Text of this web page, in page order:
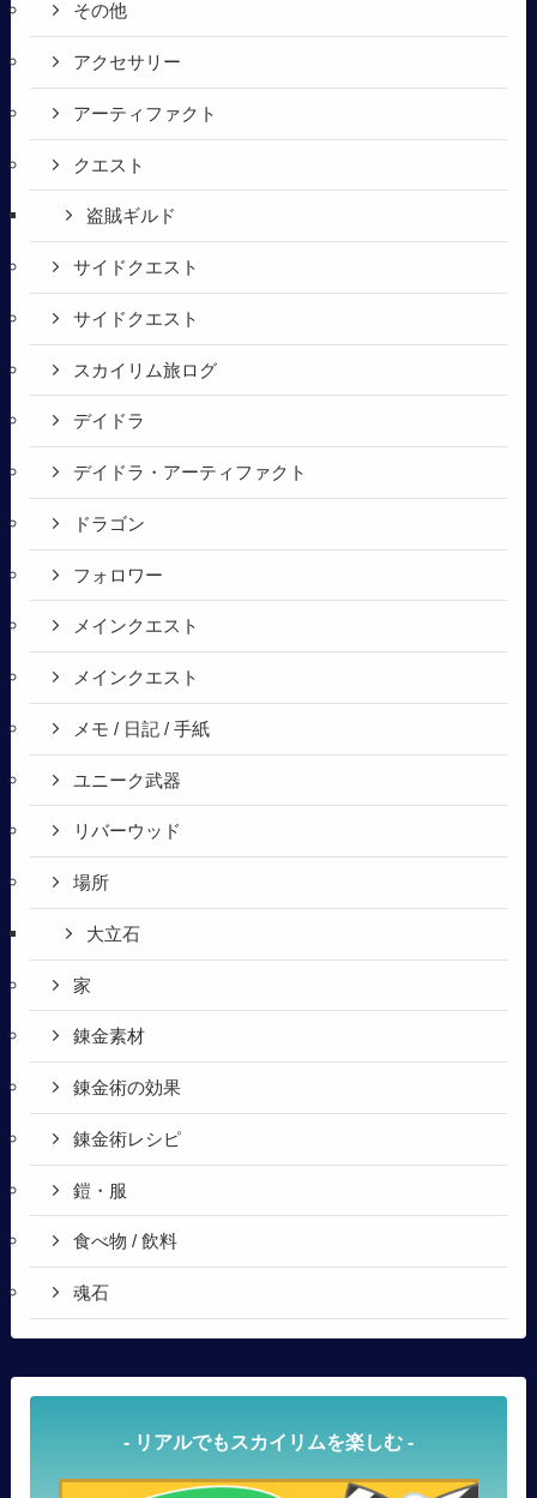
その他
アクセサリー
アーティファクト
クエスト
盗賊ギルド
サイドクエスト
サイドクエスト
スカイリム旅ログ
デイドラ
デイドラ・アーティファクト
ドラゴン
フォロワー
メインクエスト
メインクエスト
メモ / 日記 / 手紙
ユニーク武器
リバーウッド
場所
大立石
家
錬金素材
錬金術の効果
錬金術レシピ
鎧・服
食べ物 / 飲料
魂石
- リアルでもスカイリムを楽しむ -